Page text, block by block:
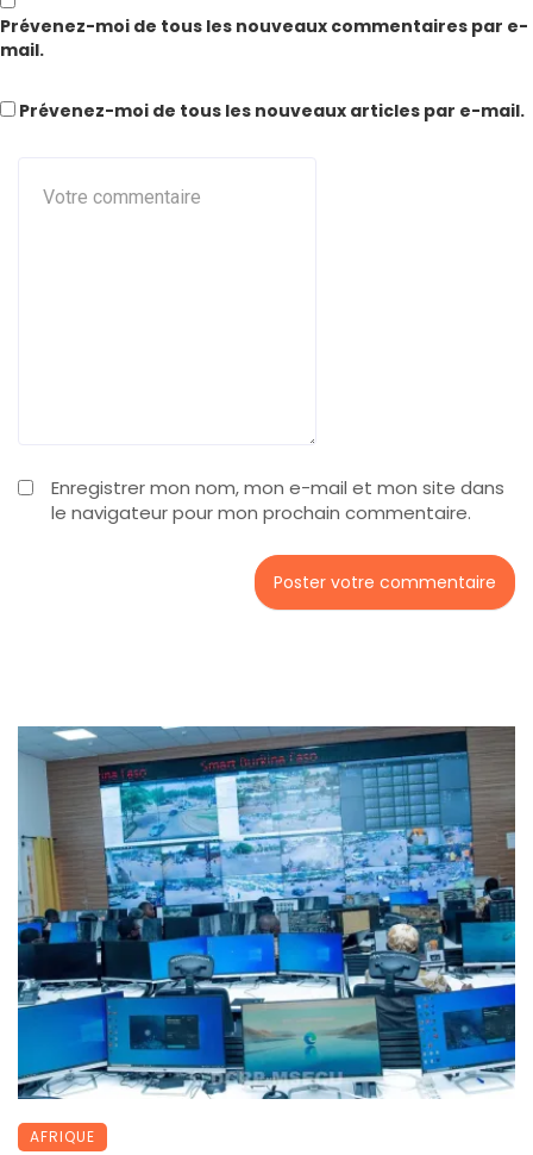
Enregistrer mon nom, mon e-mail et mon site dans
le navigateur pour mon prochain commentaire.
Prévenez-moi de tous les nouveaux commentaires par e-
mail.
Prévenez-moi de tous les nouveaux articles par e-mail.
AFRIQUE